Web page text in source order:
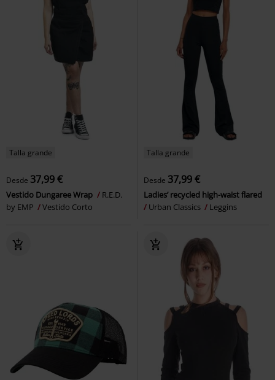
Talla grande
Desde 37,99 €
Vestido Dungaree Wrap
R.E.D.
by EMP
Vestido Corto
Talla grande
Desde 37,99 €
Ladies’ recycled high-waist flared
Urban Classics
Leggins